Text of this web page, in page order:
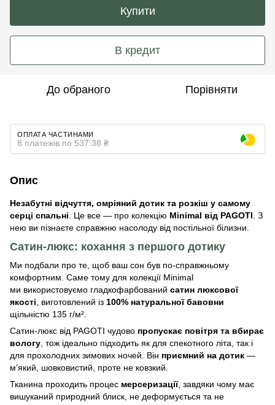
Купити
В кредит
До обраного Порівняти
ОПЛАТА ЧАСТИНАМИ
8 платежів по 537.38 ₴
Опис
Незабутні відчуття, омріяний дотик та розкіш у самому
серці спальні . Це все — про колекцію Minimal від PAGOTI . З
нею ви пізнаєте справжню насолоду від постільної білизни.
Сатин-люкс: кохання з першого дотику
Ми подбали про те, щоб ваш сон був по-справжньому
комфортним. Саме тому для колекції Minimal
ми використовуємо гладкофарбований сатин люксової
якості , виготовлений із 100% натуральної бавовни
щільністю 135 г/м².
Сатин-люкс від PAGOTI чудово пропускає повітря та вбирає
вологу , тож ідеально підходить як для спекотного літа, так і
для прохолодних зимових ночей. Він приємний на дотик —
м’який, шовковистий, проте не ковзкий.
Тканина проходить процес мерсеризації, завдяки чому має
вишуканий природний блиск, не деформується та не